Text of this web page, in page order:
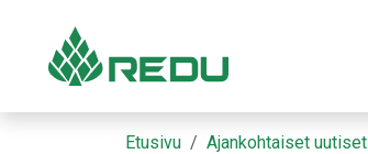
Etusivu Ajankohtaiset uutiset